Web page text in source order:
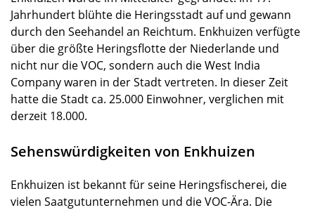
Jahrhundert blühte die Heringsstadt auf und gewann
durch den Seehandel an Reichtum. Enkhuizen verfügte
über die größte Heringsflotte der Niederlande und
nicht nur die VOC, sondern auch die West India
Company waren in der Stadt vertreten. In dieser Zeit
hatte die Stadt ca. 25.000 Einwohner, verglichen mit
derzeit 18.000.
Sehenswürdigkeiten von Enkhuizen
Enkhuizen ist bekannt für seine Heringsfischerei, die
vielen Saatgutunternehmen und die VOC-Ära. Die